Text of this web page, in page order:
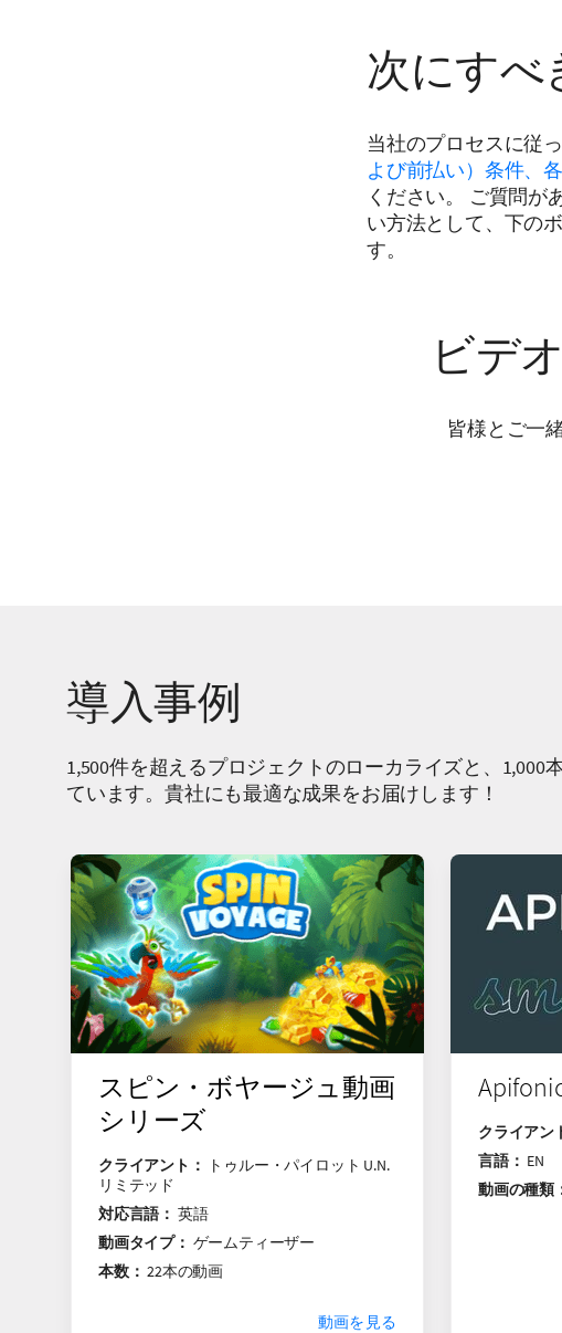
次にすべ
当社のプロセスに従
よび前払い）条件、
ください。 ご質問が
い方法として、下の
す。
ビデ
皆様とご一
導入事例
1,500件を超えるプロジェクトのローカライズと、1,000
ています。貴社にも最適な成果をお届けします！
スピン・ボヤージュ動画
シリーズ
クライアント：
トゥルー・パイロット U.N.
リミテッド
対応言語： 英語
動画タイプ： ゲームティーザー
本数： 22本の動画
動画を見る
クライアン
言語： EN
動画の種類